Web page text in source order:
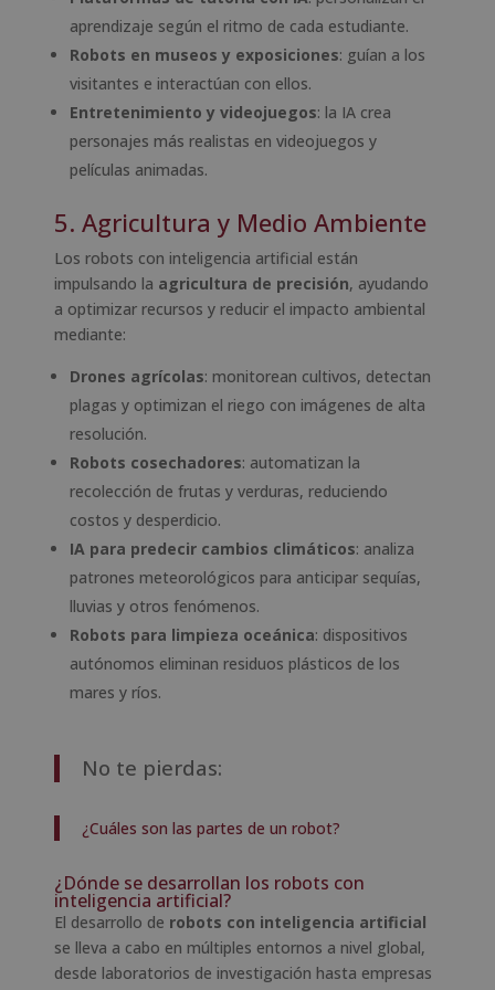
aprendizaje según el ritmo de cada estudiante.
Robots en museos y exposiciones: guían a los
visitantes e interactúan con ellos.
Entretenimiento y videojuegos: la IA crea
personajes más realistas en videojuegos y
películas animadas.
5. Agricultura y Medio Ambiente
Los robots con inteligencia artificial están
impulsando la agricultura de precisión, ayudando
a optimizar recursos y reducir el impacto ambiental
mediante:
Drones agrícolas: monitorean cultivos, detectan
plagas y optimizan el riego con imágenes de alta
resolución.
Robots cosechadores: automatizan la
recolección de frutas y verduras, reduciendo
costos y desperdicio.
IA para predecir cambios climáticos: analiza
patrones meteorológicos para anticipar sequías,
lluvias y otros fenómenos.
Robots para limpieza oceánica: dispositivos
autónomos eliminan residuos plásticos de los
mares y ríos.
No te pierdas:
¿Cuáles son las partes de un robot?
¿Dónde se desarrollan los robots con
inteligencia artificial?
El desarrollo de robots con inteligencia artificial
se lleva a cabo en múltiples entornos a nivel global,
desde laboratorios de investigación hasta empresas